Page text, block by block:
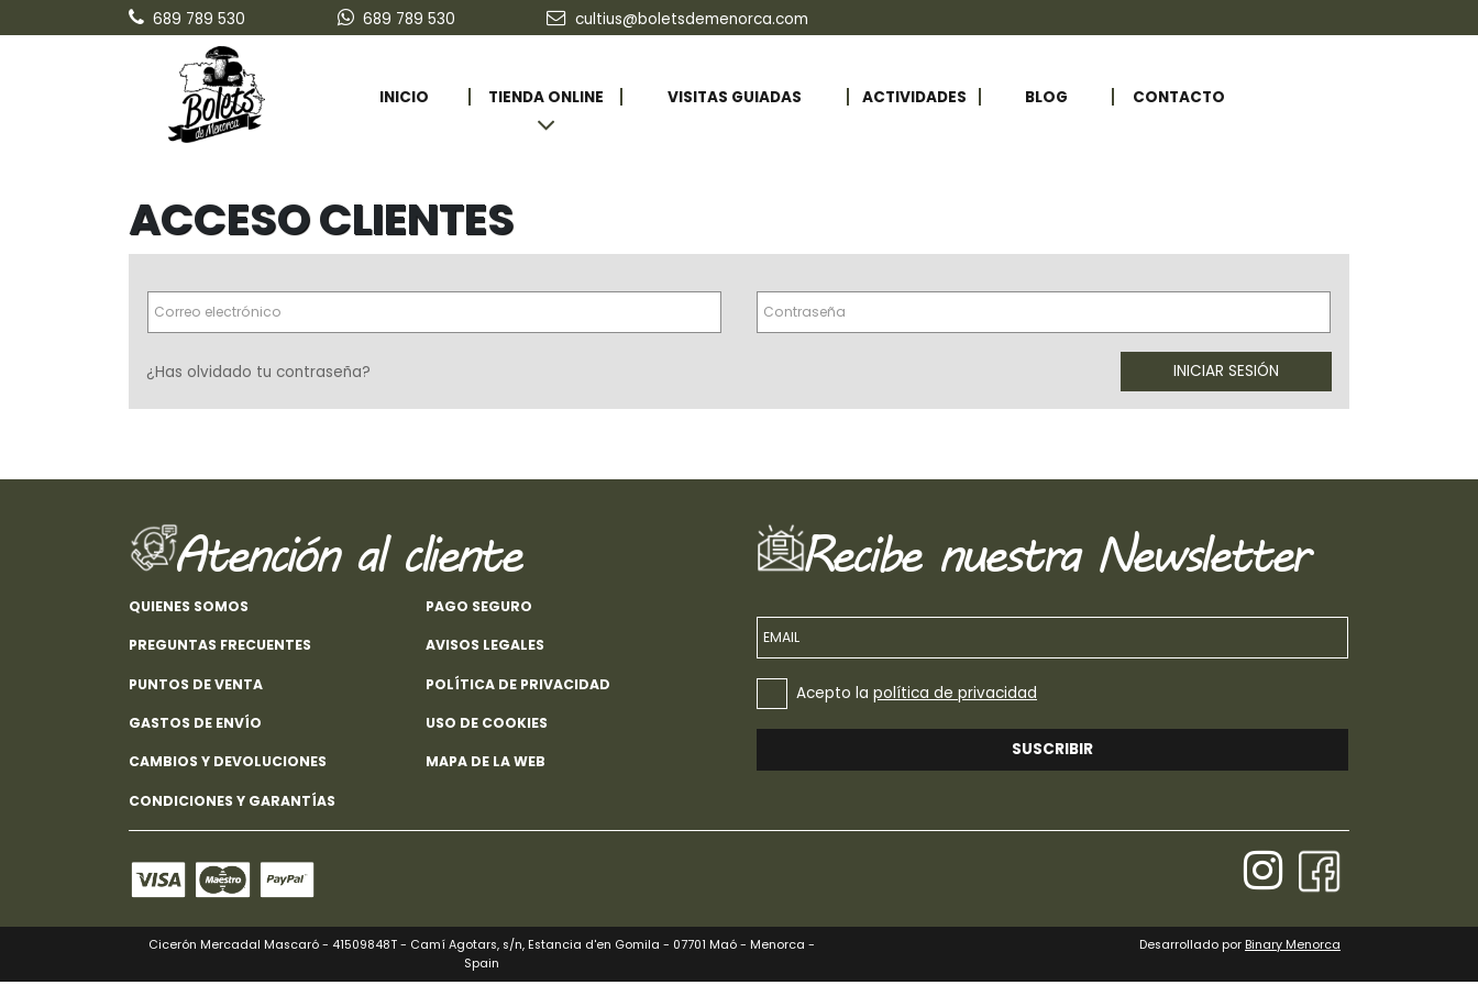
689 789 530 689 789 530 cultius@boletsdemenorca.com
INICIO TIENDA ONLINE VISITAS GUIADAS ACTIVIDADES BLOG CONTACTO
ACCESO CLIENTES
Correo electrónico Contraseña
¿Has olvidado tu contraseña? INICIAR SESIÓN
Atención al cliente
QUIENES SOMOS
PREGUNTAS FRECUENTES
PUNTOS DE VENTA
GASTOS DE ENVÍO
CAMBIOS Y DEVOLUCIONES
CONDICIONES Y GARANTÍAS
PAGO SEGURO
AVISOS LEGALES
POLÍTICA DE PRIVACIDAD
USO DE COOKIES
MAPA DE LA WEB
Recibe nuestra Newsletter
EMAIL
Acepto la política de privacidad
SUSCRIBIR
Cicerón Mercadal Mascaró - 41509848T - Camí Agotars, s/n, Estancia d'en Gomila - 07701 Maó - Menorca -
Spain
Desarrollado por Binary Menorca